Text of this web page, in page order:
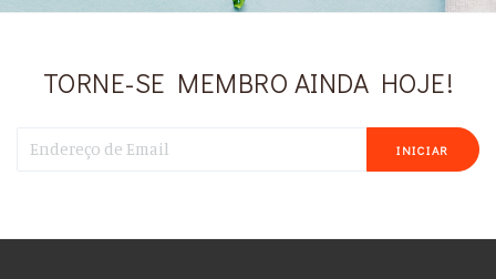
TORNE-SE MEMBRO AINDA HOJE!
INICIAR